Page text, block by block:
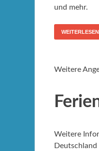
und mehr.
WEITERLESEN
Weitere
Weitere